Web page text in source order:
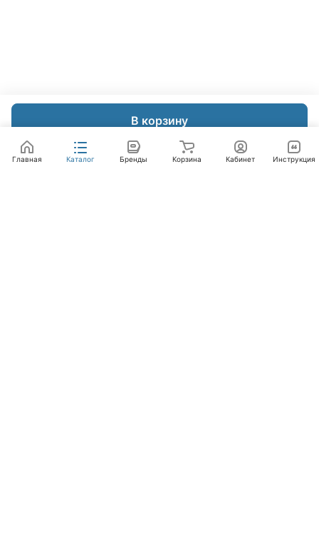
В корзину
Главная Каталог Бренды Корзина Кабинет Инструкция